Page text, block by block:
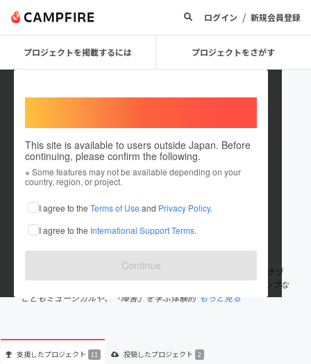
ログイン / 新規会員登録
プロジェクトを掲載するには プロジェクトをさがす
This site is available to users outside Japan. Before
continuing, please confirm the following.
※ Some features may not be available depending on your
country, region, or project.
I agree to the Terms of Use and Privacy Policy.
I agree to the International Support Terms.
Continue
Otonoha
これまでに11回支援して2件のプロジェクトを投稿しています
在住国：日本 現在地：東京都
出身国：日本 出身地：静岡県
Otonohaは2021年に設立し、「社会が作る障害・個人が感じる生きづ
らさを減らす」ことをミッションに活動しています。 インクルーシブな
こどもミュージカルや、「障害」を学ぶ体験的 もっと見る
支援したプロジェクト 11 投稿したプロジェクト 2